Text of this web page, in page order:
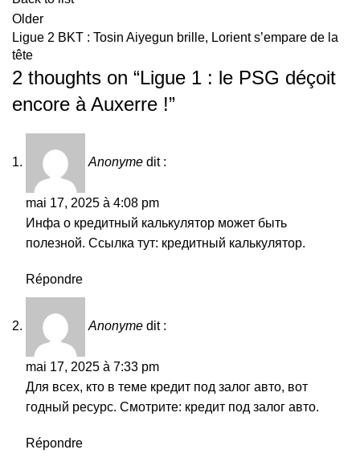
Older
Ligue 2 BKT : Tosin Aiyegun brille, Lorient s’empare de la
tête
2 thoughts on “Ligue 1 : le PSG déçoit
encore à Auxerre !”
Anonyme dit :
mai 17, 2025 à 4:08 pm
Инфа о кредитный калькулятор может быть
полезной. Ссылка тут: кредитный калькулятор.
Répondre
Anonyme dit :
mai 17, 2025 à 7:33 pm
Для всех, кто в теме кредит под залог авто, вот
годный ресурс. Смотрите: кредит под залог авто.
Répondre